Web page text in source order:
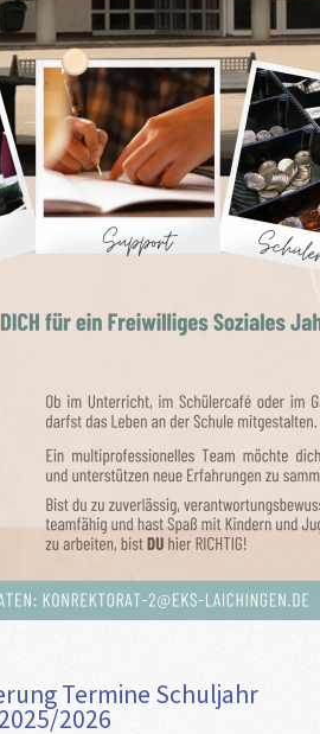
Termine Schuljahr
2025/2026